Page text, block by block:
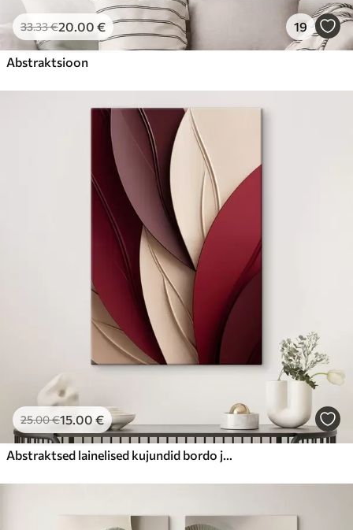
33.33€20.00 € 19
Abstraktsioon
25.00€15.00 €
Abstraktsed lainelised kujundid bordo ja kreemika toonides, kihilised tekstuurid